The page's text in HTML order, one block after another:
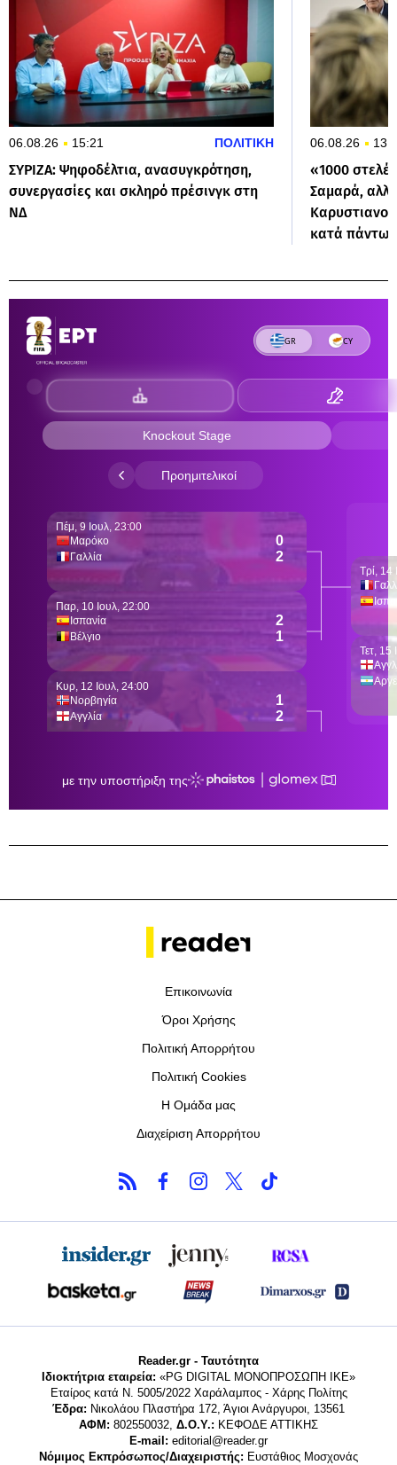
06.08.26 15:21 ΠΟΛΙΤΙΚΗ
ΣΥΡΙΖΑ: Ψηφοδέλτια, ανασυγκρότηση,
συνεργασίες και σκληρό πρέσινγκ στη
ΝΔ
06.08.26
«1000
Σαμαρά,
κατά πάντων
Επικοινωνία
Όροι Χρήσης
Πολιτική Απορρήτου
Πολιτική Cookies
Η Ομάδα μας
Διαχείριση Απορρήτου
Reader.gr - Ταυτότητα
Ιδιοκτήτρια εταιρεία: «PG DIGITAL MONΟΠΡΟΣΩΠΗ ΙΚΕ»
Εταίρος κατά Ν. 5005/2022 Χαράλαμπος - Χάρης Πολίτης
Έδρα: Νικολάου Πλαστήρα 172, Άγιοι Ανάργυροι, 13561
ΑΦΜ: 802550032, Δ.Ο.Υ.: ΚΕΦΟΔΕ ΑΤΤΙΚΗΣ
E-mail: editorial@reader.gr
Νόμιμος Εκπρόσωπος/Διαχειριστής: Ευστάθιος Μοσχονάς